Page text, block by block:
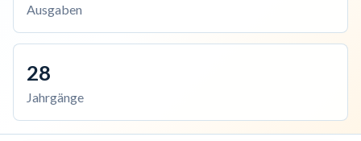
Ausgaben
28
Jahrgänge